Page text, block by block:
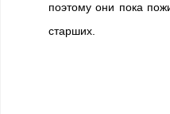
поэтому они пока
старших.